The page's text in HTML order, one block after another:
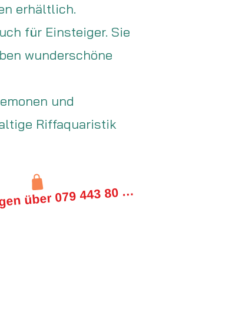
erhältlich.
für Einsteiger. Sie
wunderschöne
und
Riffaquaristik
estellungen über 079 443 80 85